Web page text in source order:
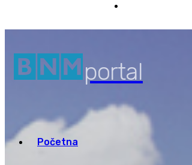
portal
Početna